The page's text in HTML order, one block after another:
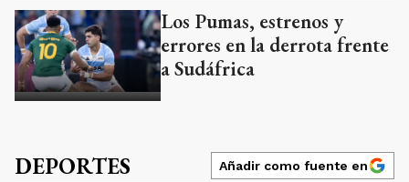
Los Pumas, estrenos y
errores en la derrota frente
a Sudáfrica
DEPORTES Añadir como fuente en